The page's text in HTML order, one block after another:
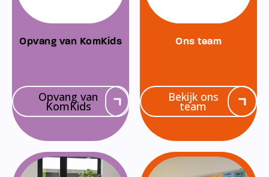
Opvang van KomKids
Opvang van
KomKids
Ons team
Bekijk ons
team